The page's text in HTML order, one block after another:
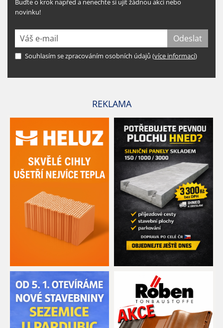
Buďte o krok napřed a nenechte si ujít žádnou akci nebo
novinku!
Souhlasím se zpracováním osobních údajů (více informací)
REKLAMA